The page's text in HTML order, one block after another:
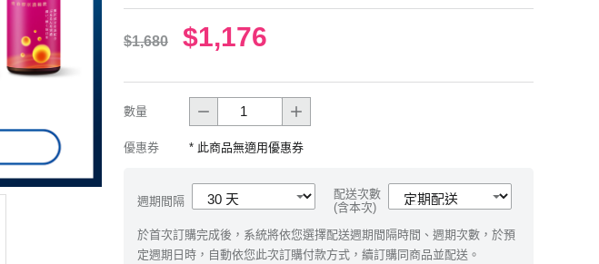
$1,680 $1,176
數量
優惠券 * 此商品無適用優惠券
週期間隔
配送次數
(含本次)
於首次訂購完成後，系統將依您選擇配送週期間隔時間、週期次數，於預
定週期日時，自動依您此次訂購付款方式，續訂購同商品並配送。